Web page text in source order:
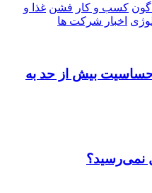
کسب و کار فشن غذا و
اخبار شرکت ها
بیش از حد به
نمی‌رسید؟